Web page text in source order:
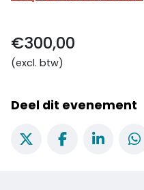
€300,00
(excl. btw)
Deel dit evenement